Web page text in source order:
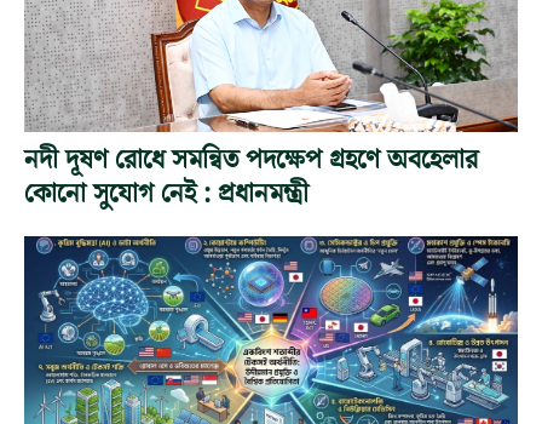
নদী দূষণ রোধে সমন্বিত পদক্ষেপ গ্রহণে অবহেলার
কোনো সুযোগ নেই : প্রধানমন্ত্রী